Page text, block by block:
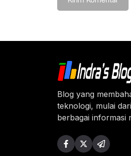
Blog yang
teknologi, mulai
berbagai informasi